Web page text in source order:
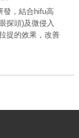
發，結合hifu高
探頭)及微侵入
提的效果，改善